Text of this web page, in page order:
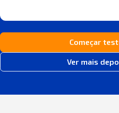
Começar
Ver mais